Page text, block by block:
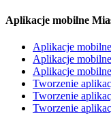
Aplikacje mobilne
Aplikacje
Aplikacje
Aplikacje
Tworzenie
Tworzenie
Tworzenie